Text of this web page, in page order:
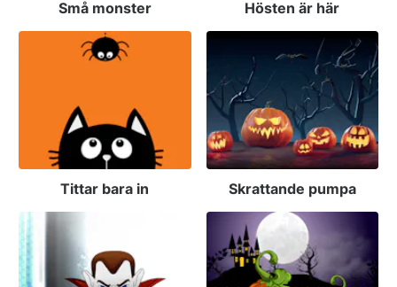
Små monster Hösten är här
Tittar bara in Skrattande pumpa